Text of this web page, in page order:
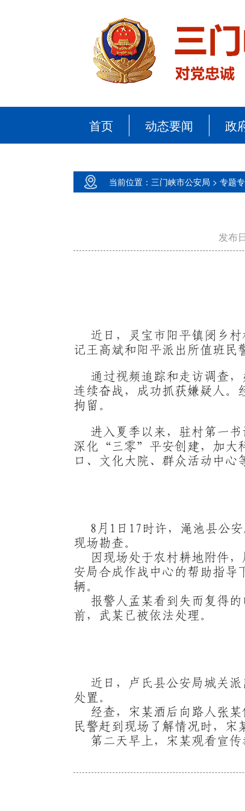
首页 动态要闻 政
当前位置：三门峡市公安局 > 专题
发布
近日，灵宝市阳平镇阌乡
记王高斌和阳平派出所值班民
通过视频追踪和走访调查
连续奋战，成功抓获嫌疑人。
拘留。
进入夏季以来，驻村第一
深化“三零”平安创建，加大
口、文化大院、群众活动中心
8月1日17时许，渑池县公
现场勘查。
因现场处于农村耕地附件
安局合成作战中心的帮助指导
辆。
报警人孟某看到失而复得
前，武某已被依法处理。
近日，卢氏县公安局城关
处置。
经查，宋某酒后向路人张
民警赶到现场了解情况时，宋
第二天早上，宋某观看宣